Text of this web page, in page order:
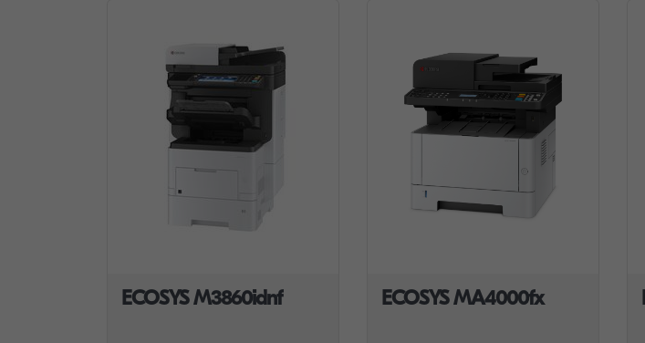
ECOSYS M3860idnf ECOSYS MA4000fx